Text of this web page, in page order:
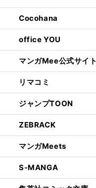
Cocohana
office YOU
マンガMee公式サイト
リマコミ
ジャンプTOON
ZEBRACK
マンガMeets
S-MANGA